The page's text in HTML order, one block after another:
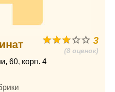
3
(8 оценок)
60, корп. 4